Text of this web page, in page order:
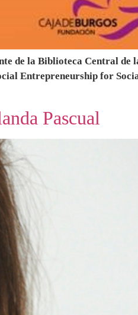
de la Biblioteca Central de
Entrepreneurship for
Pascual